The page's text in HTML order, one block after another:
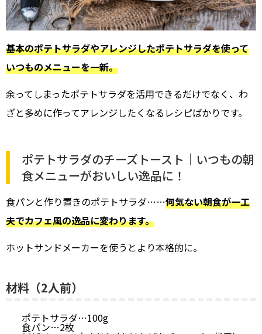
基本のポテトサラダやアレンジしたポテトサラダを使って
いつものメニューを一新。
余ってしまったポテトサラダを活用できるだけでなく、わ
ざと多めに作ってアレンジしたくなるレシピばかりです。
ポテトサラダのチーズトースト｜いつもの朝
食メニューがおいしい逸品に！
食パンと作り置きのポテトサラダ……何気ない朝食が一工
夫でカフェ風の逸品に変わります。
ホットサンドメーカーを使うとより本格的に。
材料（2人前）
ポテトサラダ…100g
食パン…2枚